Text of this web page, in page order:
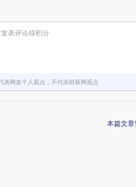
发表评论得积分
表网友个人观点，不代表财新网观点
本篇文